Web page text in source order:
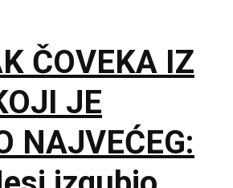
ČOVEKA IZ
JE
NAJVEĆEG: